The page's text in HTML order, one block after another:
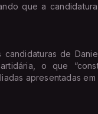
que a
candidaturas de
o que
apresentadas